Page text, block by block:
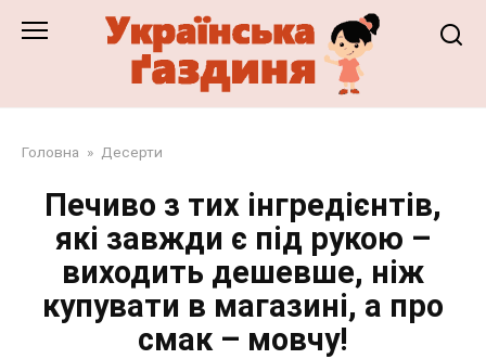
Головна » Десерти
Печиво з тих інгредієнтів,
які завжди є під рукою –
виходить дешевше, ніж
купувати в магазині, а про
смак – мовчу!